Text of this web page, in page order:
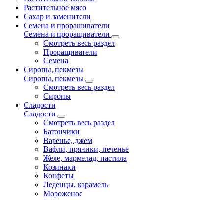
Растительное мясо
Сахар и заменители
Семена и проращиватели
Семена и проращиватели
Смотреть весь раздел
Проращиватели
Семена
Сиропы, пекмезы
Сиропы, пекмезы
Смотреть весь раздел
Сиропы
Сладости
Сладости
Смотреть весь раздел
Батончики
Варенье, джем
Вафли, пряники, печенье
Желе, мармелад, пастила
Козинаки
Конфеты
Леденцы, карамель
Мороженое